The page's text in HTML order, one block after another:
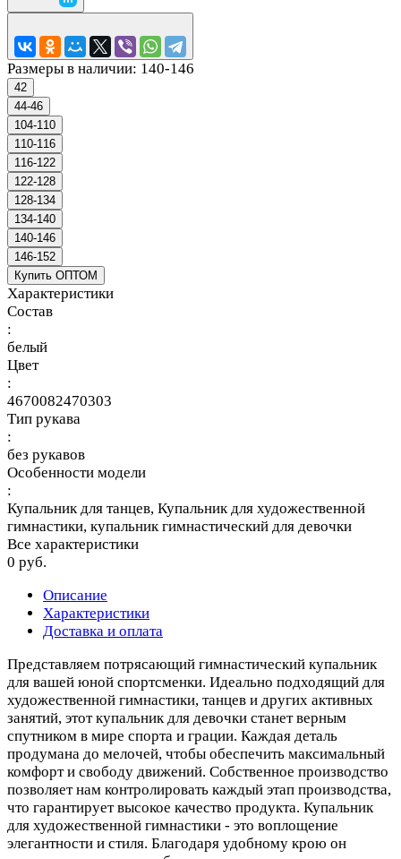
Размеры в наличии: 140-146
42
44-46
104-110
110-116
116-122
122-128
128-134
134-140
140-146
146-152
Купить ОПТОМ
Характеристики
Состав
:
белый
Цвет
:
4670082470303
Тип рукава
:
без рукавов
Особенности модели
:
Купальник для танцев, Купальник для художественной
гимнастики, купальник гимнастический для девочки
Все характеристики
0 руб.
Описание
Характеристики
Доставка и оплата
Представляем потрясающий гимнастический купальник
для вашей юной спортсменки. Идеально подходящий для
художественной гимнастики, танцев и других активных
занятий, этот купальник для девочки станет верным
спутником в мире спорта и грации. Каждая деталь
продумана до мелочей, чтобы обеспечить максимальный
комфорт и свободу движений. Собственное производство
позволяет нам контролировать каждый этап производства,
что гарантирует высокое качество продукта. Купальник
для художественной гимнастики - это воплощение
элегантности и стиля. Благодаря удобному крою он